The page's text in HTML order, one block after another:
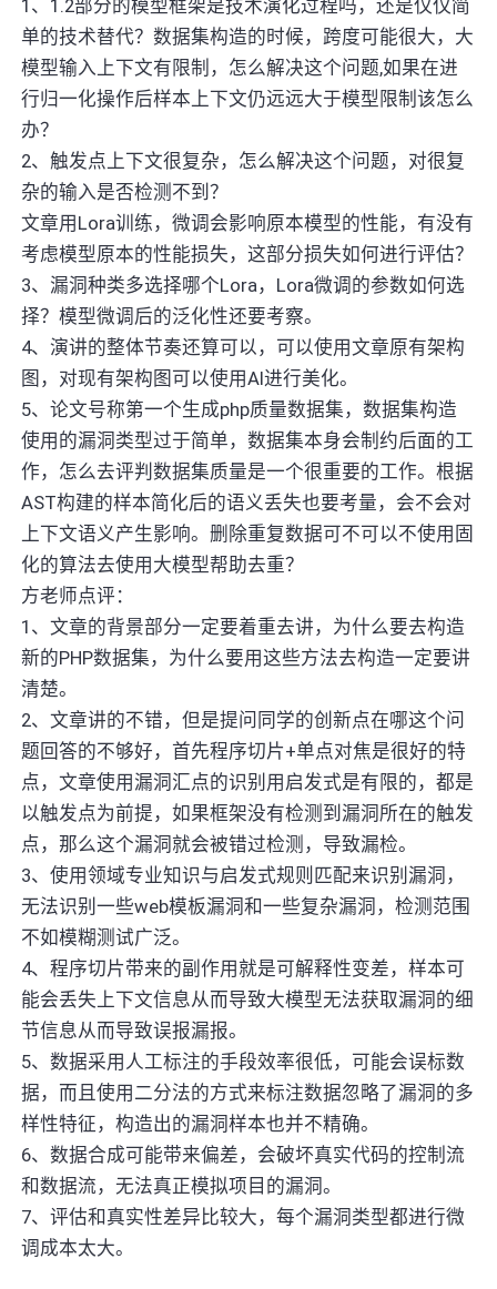
1、1.2部分的模型框架是技术演化过程吗，还是仅仅简
单的技术替代？数据集构造的时候，跨度可能很大，大
模型输入上下文有限制，怎么解决这个问题,如果在进
行归一化操作后样本上下文仍远远大于模型限制该怎么
办？
2、触发点上下文很复杂，怎么解决这个问题，对很复
杂的输入是否检测不到？
文章用Lora训练，微调会影响原本模型的性能，有没有
考虑模型原本的性能损失，这部分损失如何进行评估？
3、漏洞种类多选择哪个Lora，Lora微调的参数如何选
择？模型微调后的泛化性还要考察。
4、演讲的整体节奏还算可以，可以使用文章原有架构
图，对现有架构图可以使用AI进行美化。
5、论文号称第一个生成php质量数据集，数据集构造
使用的漏洞类型过于简单，数据集本身会制约后面的工
作，怎么去评判数据集质量是一个很重要的工作。根据
AST构建的样本简化后的语义丢失也要考量，会不会对
上下文语义产生影响。删除重复数据可不可以不使用固
化的算法去使用大模型帮助去重？
方老师点评：
1、文章的背景部分一定要着重去讲，为什么要去构造
新的PHP数据集，为什么要用这些方法去构造一定要讲
清楚。
2、文章讲的不错，但是提问同学的创新点在哪这个问
题回答的不够好，首先程序切片+单点对焦是很好的特
点，文章使用漏洞汇点的识别用启发式是有限的，都是
以触发点为前提，如果框架没有检测到漏洞所在的触发
点，那么这个漏洞就会被错过检测，导致漏检。
3、使用领域专业知识与启发式规则匹配来识别漏洞，
无法识别一些web模板漏洞和一些复杂漏洞，检测范围
不如模糊测试广泛。
4、程序切片带来的副作用就是可解释性变差，样本可
能会丢失上下文信息从而导致大模型无法获取漏洞的细
节信息从而导致误报漏报。
5、数据采用人工标注的手段效率很低，可能会误标数
据，而且使用二分法的方式来标注数据忽略了漏洞的多
样性特征，构造出的漏洞样本也并不精确。
6、数据合成可能带来偏差，会破坏真实代码的控制流
和数据流，无法真正模拟项目的漏洞。
7、评估和真实性差异比较大，每个漏洞类型都进行微
调成本太大。